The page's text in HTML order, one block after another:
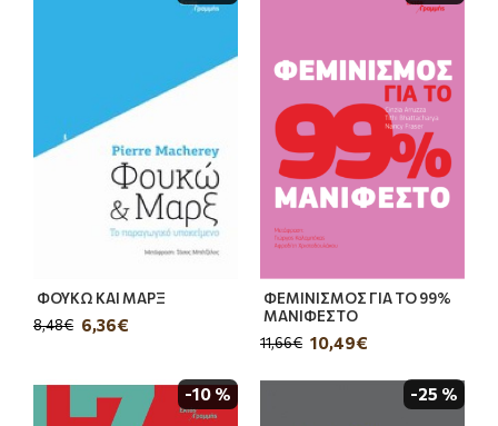
ΦΟΥΚΩ ΚΑΙ ΜΑΡΞ
6,36€
8,48€
ΦΕΜΙΝΙΣΜΟΣ ΓΙΑ ΤΟ 99%
ΜΑΝΙΦΕΣΤΟ
10,49€
11,66€
-10 % -25 %